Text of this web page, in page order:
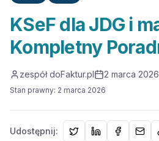
KSeF dla JDG i
Kompletny
zespół doFaktur.pl 2 marca 2026
Stan prawny: 2 marca 2026
Udostępnij: